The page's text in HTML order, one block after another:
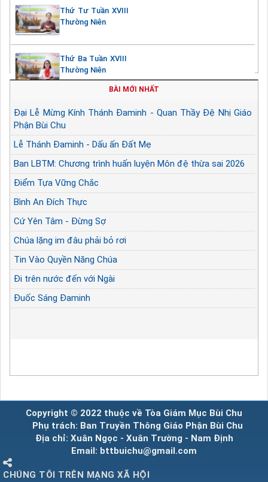
Thứ Tư Tuần XVIII
Thường Niên
Thứ Ba Tuần XVIII
Thường Niên
BÀI MỚI NHẤT
Đại Lễ Mừng Kính Thánh Đaminh - Quan Thầy Đệ Nhị Giáo
Phận Bùi Chu
Lễ Thánh Đaminh - Dấu ấn Đất Mẹ
Ban LBTM: Chương trình huấn luyện Môn đệ thừa sai 2026
Điểm Tựa Vững Chắc
Bình An Đích Thực
Cứ Yên Tâm - Đừng Sợ
Chúa lặng im đâu phải bỏ rơi
Tin Vào Quyền Năng Chúa
Đi trên nước đến với Ngài
Đuốc Sáng Đaminh
Copyright © 2022 thuộc về Tòa Giám Mục Bùi Chu
Phụ trách: Ban Truyền Thông Giáo Phận Bùi Chu
Địa chỉ: Xuân Ngọc - Xuân Trường - Nam Định
Email: bttbuichu@gmail.com
CHÚNG TÔI TRÊN MẠNG XÃ HỘI